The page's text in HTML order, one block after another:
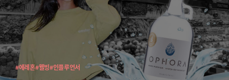
#에레혼#웰빙#인플루언서